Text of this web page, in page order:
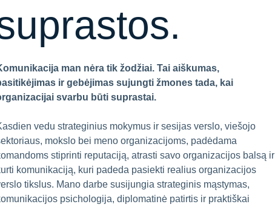
man nėra tik žodžiai. Tai aiškumas,
ir gebėjimas sujungti žmones tada, kai
svarbu būti suprastai.
vedu strateginius mokymus ir sesijas verslo, viešojo
mokslo bei meno organizacijoms, padėdama
stiprinti reputaciją, atrasti savo organizacijos balsą ir
komunikaciją, kuri padeda pasiekti realius organizacijos
tikslus. Mano darbe susijungia strateginis mąstymas,
psichologija, diplomatinė patirtis ir praktiškai